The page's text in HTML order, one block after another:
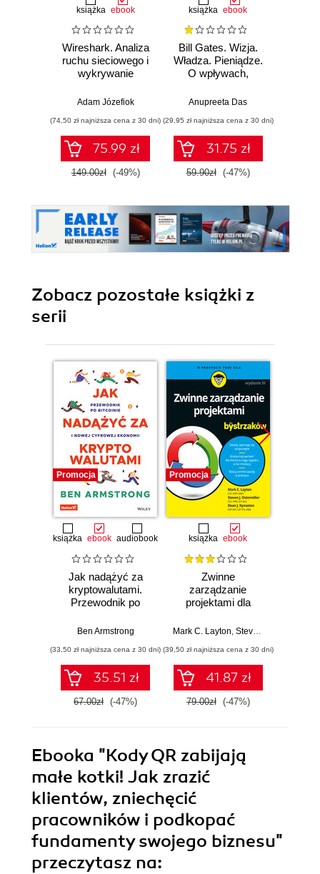
książka ebook
Wireshark. Analiza
ruchu sieciowego i
wykrywanie
Adam Józefiok
(74,50 zł najniższa cena z 30 dni)
75.99 zł
149.00zł (-49%)
książka ebook
Bill Gates. Wizja.
Władza. Pieniądze.
O wpływach,
niejawne
Anupreeta Das
(29,95 zł najniższa cena z 30 dni)
31.75 zł
59.90zł (-47%)
Zobacz pozostałe książki z
serii
Promocja
książka ebook audiobook
Jak nadążyć za
kryptowalutami.
Przewodnik po
cyfrowej ekonomii
Ben Armstrong
(33,50 zł najniższa cena z 30 dni)
35.51 zł
67.00zł (-47%)
Promocja
książka ebook
Zwinne
zarządzanie
projektami dla
Wydanie III
Mark C. Layton Steven J. Ostermiller
(39,50 zł najniższa cena z 30 dni)
41.87 zł
79.00zł (-47%)
Ebooka "Kody QR zabijają
małe kotki! Jak zrazić
klientów, zniechęcić
pracowników i podkopać
fundamenty swojego biznesu"
przeczytasz na: